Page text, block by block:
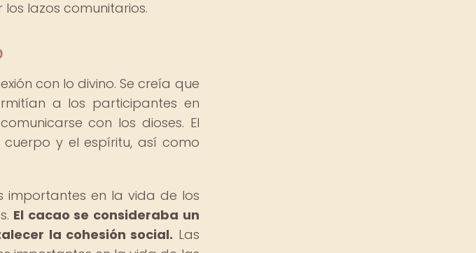
lazos comunitarios.
con lo divino. Se creía que
a los participantes en
con los dioses. El
y el espíritu, así como
importantes en la vida de los
El cacao se consideraba un
la cohesión social. Las